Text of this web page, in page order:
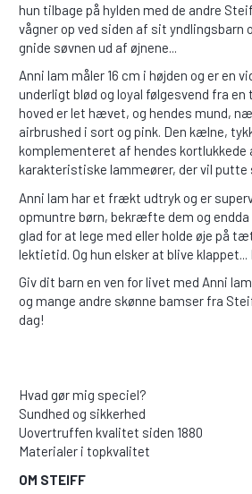
hun tilbage på hylden med de andre
vågner op ved siden af sit yndlingsbarn
gnide søvnen ud af øjnene...
Anni lam måler 16 cm i højden og er en
underligt blød og loyal følgesvend fra en
hoved er let hævet, og hendes mund,
airbrushed i sort og pink. Den kælne,
komplementeret af hendes kortlukkede
karakteristiske lammeører, der vil putte
Anni lam har et frækt udtryk og er
opmuntre børn, bekræfte dem og endda
glad for at lege med eller holde øje på
lektietid. Og hun elsker at blive
Giv dit barn en ven for livet med Anni
og mange andre skønne bamser fra
dag!
Hvad gør mig speciel?
Sundhed og sikkerhed
Uovertruffen kvalitet siden 1880
Materialer i topkvalitet
OM STEIFF